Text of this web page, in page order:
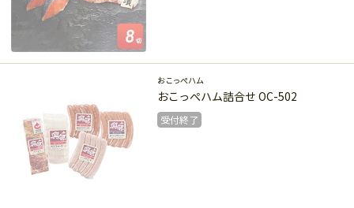
受付終了
おこっぺハム
おこっぺハム詰合せ OC-502
受付終了